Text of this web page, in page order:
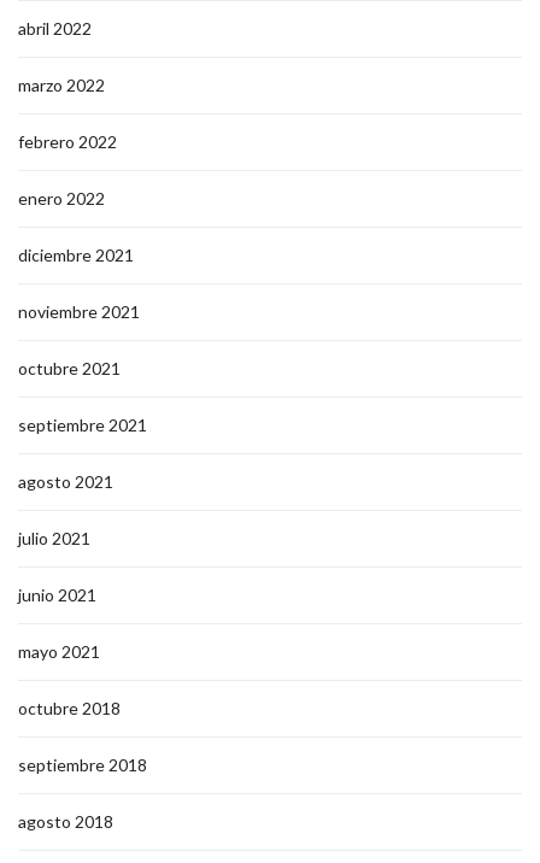
abril 2022
marzo 2022
febrero 2022
enero 2022
diciembre 2021
noviembre 2021
octubre 2021
septiembre 2021
agosto 2021
julio 2021
junio 2021
mayo 2021
octubre 2018
septiembre 2018
agosto 2018